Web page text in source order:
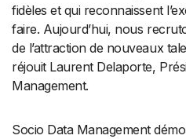
fidèles et qui reconnaissent
faire. Aujourd’hui, nous
de l’attraction de nouveaux
réjouit Laurent Delaporte,
Management.
Socio Data Management